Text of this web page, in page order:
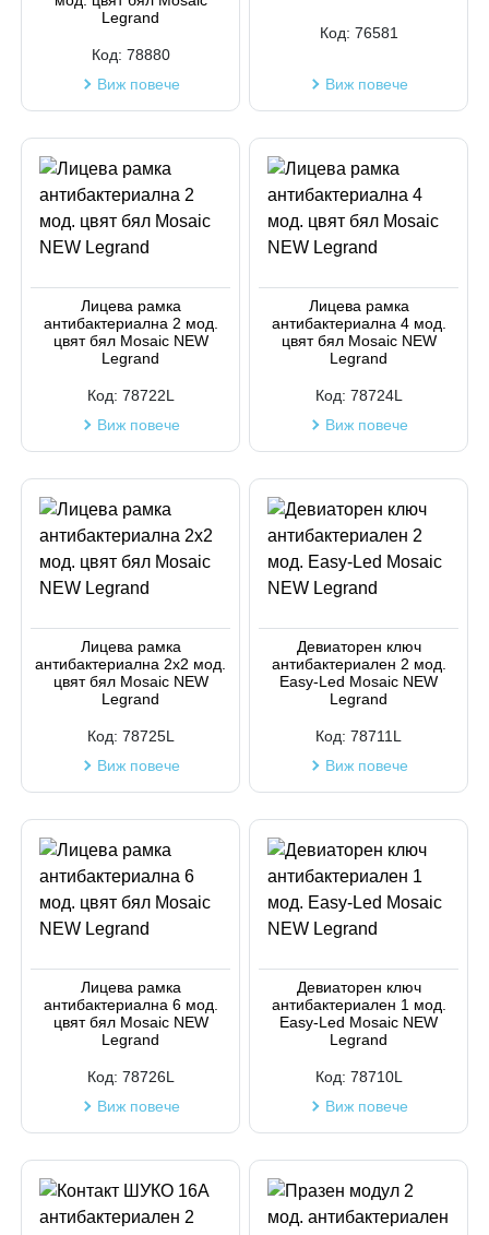
Legrand
Код: 78880
Виж повече
Код: 76581
Виж повече
Лицева рамка
антибактериална 2 мод.
цвят бял Mosaic NEW
Legrand
Код: 78722L
Виж повече
Лицева рамка
антибактериална 4 мод.
цвят бял Mosaic NEW
Legrand
Код: 78724L
Виж повече
Лицева рамка
антибактериална 2х2 мод.
цвят бял Mosaic NEW
Legrand
Код: 78725L
Виж повече
Девиаторен ключ
антибактериален 2 мод.
Easy-Led Mosaic NEW
Legrand
Код: 78711L
Виж повече
Лицева рамка
антибактериална 6 мод.
цвят бял Mosaic NEW
Legrand
Код: 78726L
Виж повече
Девиаторен ключ
антибактериален 1 мод.
Easy-Led Mosaic NEW
Legrand
Код: 78710L
Виж повече